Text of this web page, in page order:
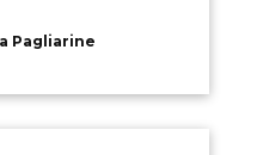
Pagliarine